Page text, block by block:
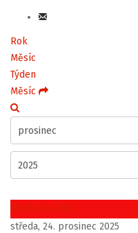
Rok
Měsíc
Týden
Měsíc
Předchozí den
středa, 24. prosinec 2025